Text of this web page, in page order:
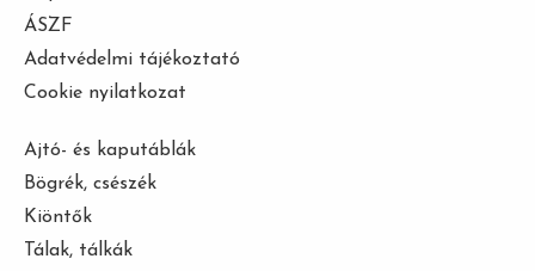
ÁSZF
Adatvédelmi tájékoztató
Cookie nyilatkozat
Ajtó- és kaputáblák
Bögrék, csészék
Kiöntők
Tálak, tálkák